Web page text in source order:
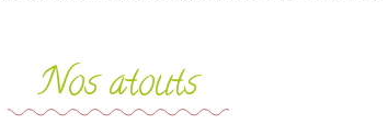
Nos atouts